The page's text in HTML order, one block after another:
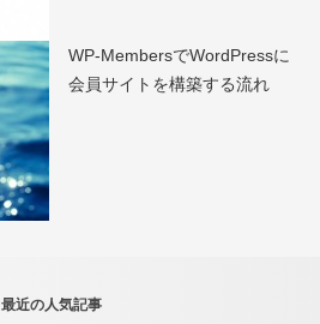
WP-MembersでWordPressに
会員サイトを構築する流れ
最近の人気記事